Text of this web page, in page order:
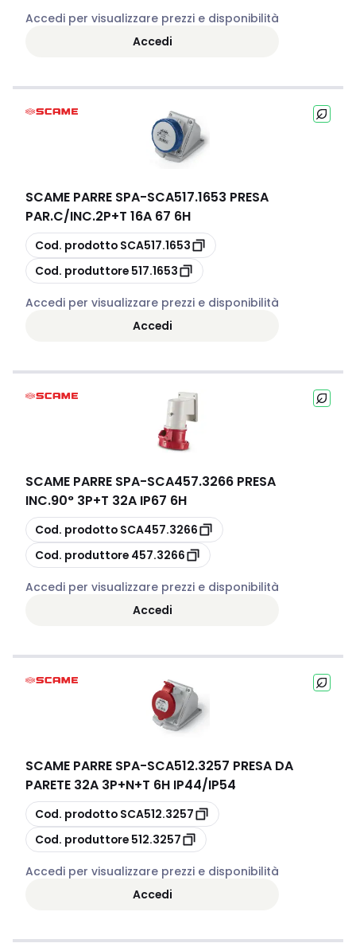
Accedi per visualizzare prezzi e disponibilità
Accedi
SCAME PARRE SPA-SCA517.1653 PRESA
PAR.C/INC.2P+T 16A 67 6H
copia
Cod. prodotto SCA517.1653
copia
Cod. produttore 517.1653
Accedi per visualizzare prezzi e disponibilità
Accedi
SCAME PARRE SPA-SCA457.3266 PRESA
INC.90° 3P+T 32A IP67 6H
copia
Cod. prodotto SCA457.3266
copia
Cod. produttore 457.3266
Accedi per visualizzare prezzi e disponibilità
Accedi
SCAME PARRE SPA-SCA512.3257 PRESA DA
PARETE 32A 3P+N+T 6H IP44/IP54
copia
Cod. prodotto SCA512.3257
copia
Cod. produttore 512.3257
Accedi per visualizzare prezzi e disponibilità
Accedi